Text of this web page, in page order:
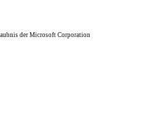
der Microsoft Corporation